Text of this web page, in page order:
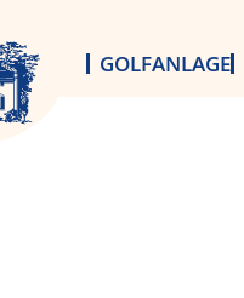
GOLFANLAGE